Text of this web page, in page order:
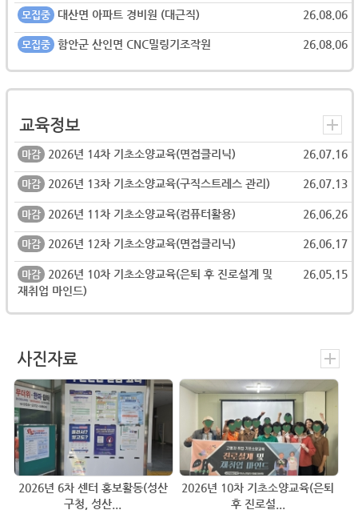
모집중 대산면 아파트 경비원 (대근직) 26.08.06
모집중 함안군 산인면 CNC밀링기조작원 26.08.06
교육정보
마감 2026년 14차 기초소양교육(면접클리닉) 26.07.16
마감 2026년 13차 기초소양교육(구직스트레스 관리) 26.07.13
마감 2026년 11차 기초소양교육(컴퓨터활용) 26.06.26
마감 2026년 12차 기초소양교육(면접클리닉) 26.06.17
마감
2026년 10차 기초소양교육(은퇴 후 진로설계 및
재취업 마인드)
26.05.15
사진자료
2026년 6차 센터 홍보활동(성산
구청, 성산...
2026년 10차 기초소양교육(은퇴
후 진로설...